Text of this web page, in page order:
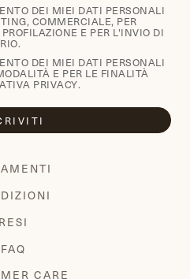
DEI MIEI DATI PERSONALI
COMMERCIALE, PER
E PER L'INVIO DI
DEI MIEI DATI PERSONALI
E PER LE FINALITÀ
PRIVACY.
RESI
FAQ
CARE